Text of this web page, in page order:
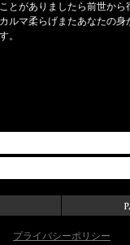
とがありましたら前世から
ルマ柔らげまたあなたの身
。
プライバシーポリシー